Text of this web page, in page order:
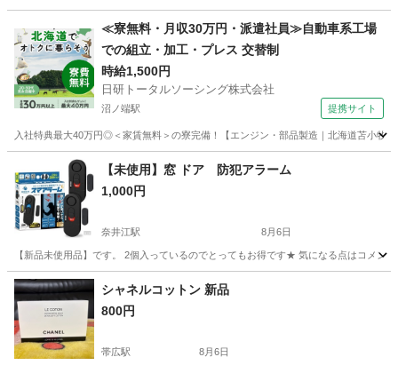
真駒内駅 調理器具 スロークッカー
≪寮無料・月収30万円・派遣社員≫自動車系工場
での組立・加工・プレス 交替制
時給1,500円
日研トータルソーシング株式会社
沼ノ端駅 提携サイト
入社特典最大40万円◎＜家賃無料＞の寮完備！【エンジン・部品製造｜北海道苫小牧
苫小牧市 沼ノ端駅 その他
【未使用】窓 ドア 防犯アラーム
1,000円
奈井江駅 8月6日
【新品未使用品】です。 2個入っているのでとってもお得です★ 気になる点はコメン
北海道 空知郡 奈井江駅 防災、セキュリティ
シャネルコットン 新品
800円
帯広駅 8月6日